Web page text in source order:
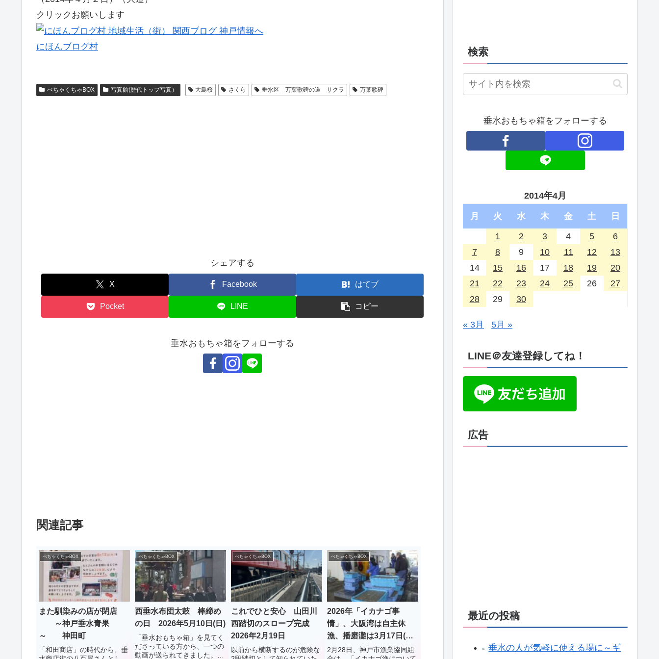
クリックお願いします
にほんブログ村
ぺちゃくちゃBOX 写真館(歴代トップ写真） 大島桜 さくら 垂水区 万葉歌碑の道 サクラ 万葉歌碑
シェアする
X Facebook はてブ
Pocket LINE コピー
垂水おもちゃ箱をフォローする
関連記事
ぺちゃくちゃBOX
また馴染みの店が閉店
～神戸垂水青果
～ 神田町
「和田商店」の時代から、垂
ぺちゃくちゃBOX
西垂水布団太鼓 棒締め
の日 2026年5月10日(日)
「垂水おもちゃ箱」を見てく
ださっている方から、一つの
動画が送られてきました。
ぺちゃくちゃBOX
これでひと安心 山田川
西踏切のスロープ完成
2026年2月19日
以前から横断するのが危険な
ぺちゃくちゃBOX
2026年「イカナゴ事
情」、大阪湾は自主休
漁、播磨灘は3月17日(解
禁)
2月28日、神戸市漁業協同組
検索
垂水おもちゃ箱をフォローする
2014年4月
月 火 水 木 金 土 日
1 2 3 4 5
6
7
8 9 10 11 12
13
14
15 16 17 18 19
20
21
22 23 24 25 26
27
28
29 30
« 3月 5月 »
LINE＠友達登録してね！
広告
最近の投稿
垂水の人が気軽に使える場に～ギ